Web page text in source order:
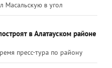
Масальскую в угол
в Алатауском районе
пресс-тура по району